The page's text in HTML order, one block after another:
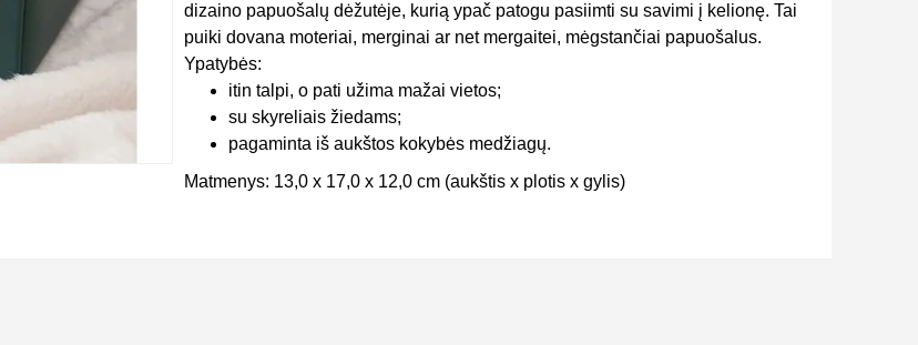
dizaino papuošalų dėžutėje, kurią ypač patogu pasiimti su savimi į kelionę. Tai
puiki dovana moteriai, merginai ar net mergaitei, mėgstančiai papuošalus.
Ypatybės:
itin talpi, o pati užima mažai vietos;
su skyreliais žiedams;
pagaminta iš aukštos kokybės medžiagų.
Matmenys: 13,0 x 17,0 x 12,0 cm (aukštis x plotis x gylis)